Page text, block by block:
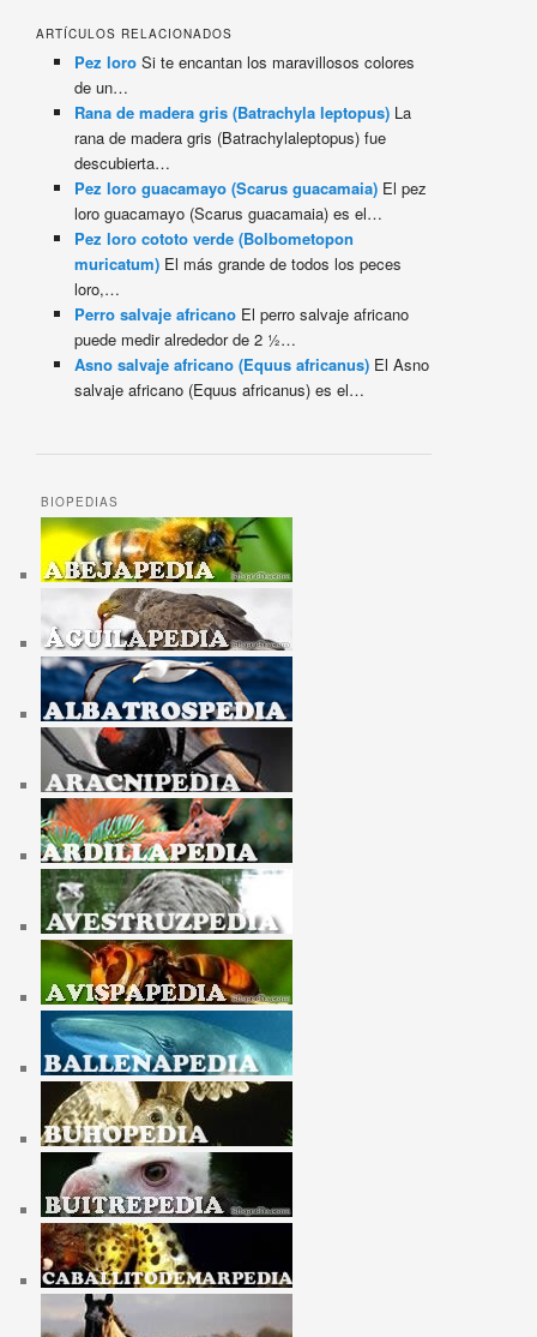
ARTÍCULOS RELACIONADOS
Pez loro Si te encantan los maravillosos colores
de un…
Rana de madera gris (Batrachyla leptopus) La
rana de madera gris (Batrachylaleptopus) fue
descubierta…
Pez loro guacamayo (Scarus guacamaia) El pez
loro guacamayo (Scarus guacamaia) es el…
Pez loro cototo verde (Bolbometopon
muricatum) El más grande de todos los peces
loro,…
Perro salvaje africano El perro salvaje africano
puede medir alrededor de 2 ½…
Asno salvaje africano (Equus africanus) El Asno
salvaje africano (Equus africanus) es el…
BIOPEDIAS